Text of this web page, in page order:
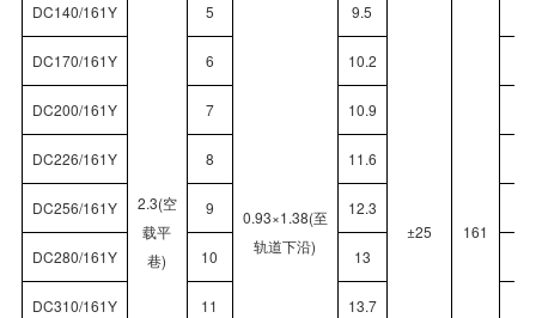
DC140/161Y
2.3(空
载平
巷)
5
0.93×1.38(至
轨道下沿)
9.5
±25 161
DC170/161Y 6 10.2
DC200/161Y 7 10.9
DC226/161Y 8 11.6
DC256/161Y 9 12.3
DC280/161Y 10 13
DC310/161Y 11 13.7